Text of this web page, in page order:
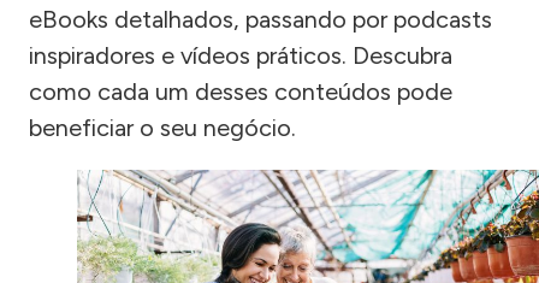
eBooks detalhados, passando por podcasts
inspiradores e vídeos práticos. Descubra
como cada um desses conteúdos pode
beneficiar o seu negócio.